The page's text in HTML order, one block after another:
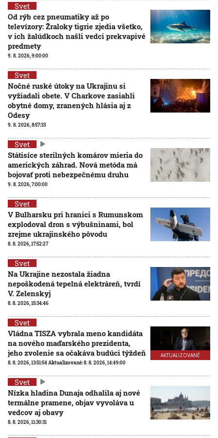
Svet
Od rýb cez pneumatiky až po
televízory: Žraloky tigrie zjedia všetko,
v ich žalúdkoch našli vedci prekvapivé
predmety
9. 8. 2026, 9:00:00
Svet
Nočné ruské útoky na Ukrajinu si
vyžiadali obete. V Charkove zasiahli
obytné domy, zranených hlásia aj z
Odesy
9. 8. 2026, 8:57:33
Svet
Státisíce sterilných komárov mieria do
amerických záhrad. Nová metóda má
bojovať proti nebezpečnému druhu
9. 8. 2026, 7:00:00
Svet
V Bulharsku pri hranici s Rumunskom
explodoval dron s výbušninami, bol
zrejme ukrajinského pôvodu
8. 8. 2026, 17:52:27
Svet
Na Ukrajine nezostala žiadna
nepoškodená tepelná elektráreň, tvrdí
V. Zelenskyj
8. 8. 2026, 15:34:46
AKTUALIZOVANÉ
Svet
Vládna TISZA vybrala meno kandidáta
na nového maďarského prezidenta,
jeho zvolenie sa očakáva budúci týždeň
8. 8. 2026, 13:51:54Aktualizované:8. 8. 2026, 14:49:00
Svet
Nízka hladina Dunaja odhalila aj nové
termálne pramene, objav vyvoláva u
vedcov aj obavy
8. 8. 2026, 11:30:31